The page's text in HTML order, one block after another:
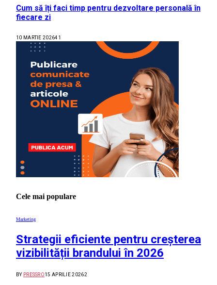
Cum să îți faci timp pentru dezvoltare personală în
fiecare zi
10 MARTIE 202641
Cele mai populare
Marketing
Strategii eficiente pentru creșterea
vizibilității brandului în 2026
BY PRESSRO15 APRILIE 20262